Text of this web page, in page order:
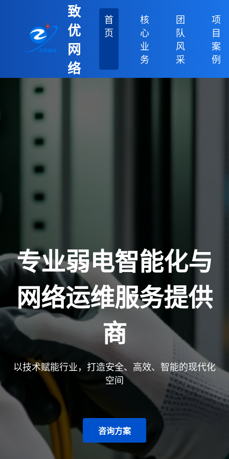
致
优
网
络
首
页
核
心
业
务
团
队
风
采
项
目
案
例
专业弱电智能化与
网络运维服务提供
商
以技术赋能行业，打造安全、高效、智能的现代化
空间
咨询方案